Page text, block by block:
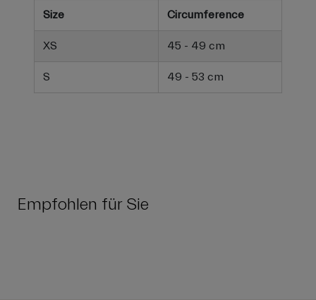
Size Circumference
XS 45 - 49 cm
S 49 - 53 cm
Empfohlen für Sie